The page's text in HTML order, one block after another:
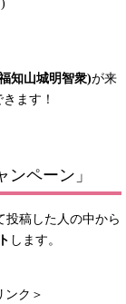
知山城明智衆)が来
ます！​
ペーン」​
投稿した人の中から
します。
ンク＞